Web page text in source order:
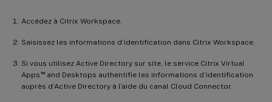
Accédez à Citrix Workspace.
Saisissez les informations d’identification dans Citrix Workspace.
Si vous utilisez Active Directory sur site, le service Citrix Virtual
Apps ™and Desktops authentifie les informations d’identification
auprès d’Active Directory à l’aide du canal Cloud Connector.